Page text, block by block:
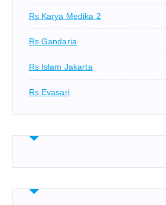
Rs Karya Medika 2
Rs Gandaria
Rs Islam Jakarta
Rs Evasari